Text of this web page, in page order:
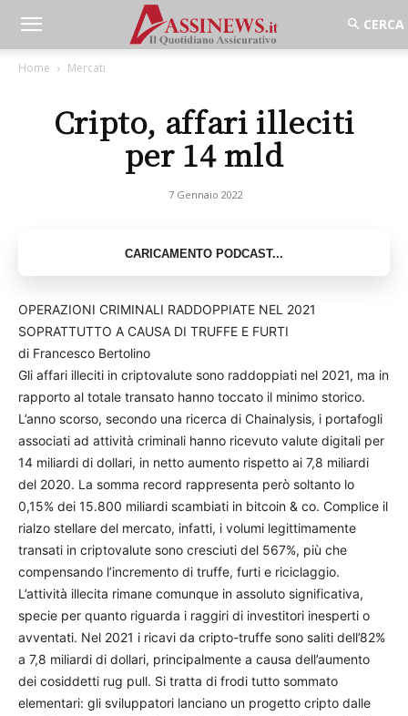
Home Mercati
Cripto, affari illeciti
per 14 mld
7 Gennaio 2022
OPERAZIONI CRIMINALI RADDOPPIATE NEL 2021
SOPRATTUTTO A CAUSA DI TRUFFE E FURTI
di Francesco Bertolino
Gli affari illeciti in criptovalute sono raddoppiati nel 2021, ma in
rapporto al totale transato hanno toccato il minimo storico.
L’anno scorso, secondo una ricerca di Chainalysis, i portafogli
associati ad attività criminali hanno ricevuto valute digitali per
14 miliardi di dollari, in netto aumento rispetto ai 7,8 miliardi
del 2020. La somma record rappresenta però soltanto lo
0,15% dei 15.800 miliardi scambiati in bitcoin & co. Complice il
rialzo stellare del mercato, infatti, i volumi legittimamente
transati in criptovalute sono cresciuti del 567%, più che
compensando l’incremento di truffe, furti e riciclaggio.
L’attività illecita rimane comunque in assoluto significativa,
specie per quanto riguarda i raggiri di investitori inesperti o
avventati. Nel 2021 i ricavi da cripto-truffe sono saliti dell’82%
a 7,8 miliardi di dollari, principalmente a causa dell’aumento
dei cosiddetti rug pull. Si tratta di frodi tutto sommato
elementari: gli sviluppatori lanciano un progetto cripto dalle